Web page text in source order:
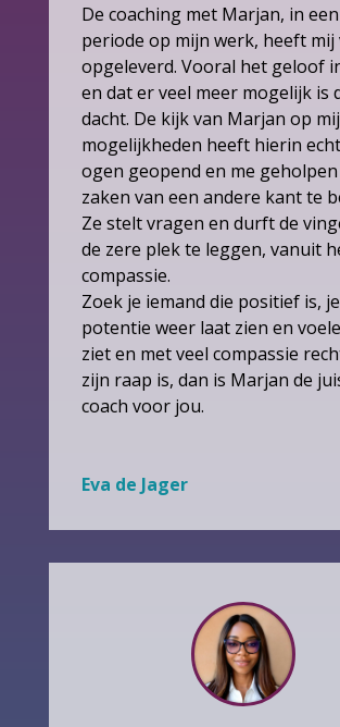
De coaching met Marjan, in
periode op mijn werk, heeft mij
opgeleverd. Vooral het geloof
en dat er veel meer mogelijk is
dacht. De kijk van Marjan op
mogelijkheden heeft hierin
ogen geopend en me
zaken van een andere kant te
Ze stelt vragen en durft de
de zere plek te leggen, vanuit
compassie.
Zoek je iemand die positief is,
potentie weer laat zien en
ziet en met veel compassie
zijn raap is, dan is Marjan de
coach voor jou.
Eva de Jager